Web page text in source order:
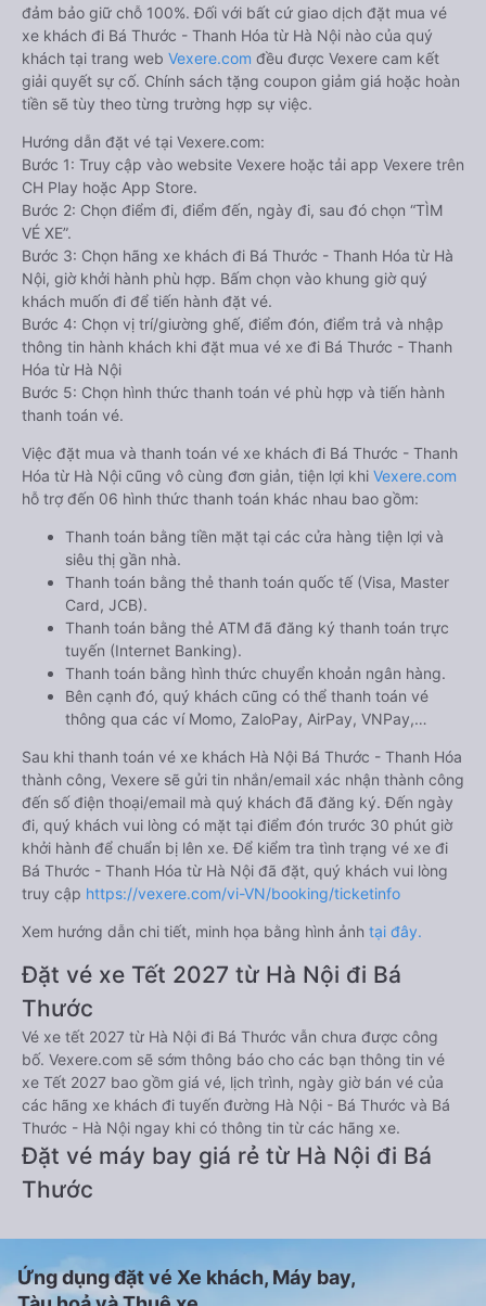
đảm bảo giữ chỗ 100%. Đối với bất cứ giao dịch đặt mua vé
xe khách đi Bá Thước - Thanh Hóa từ Hà Nội nào của quý
khách tại trang web Vexere.com đều được Vexere cam kết
giải quyết sự cố. Chính sách tặng coupon giảm giá hoặc hoàn
tiền sẽ tùy theo từng trường hợp sự việc.
Hướng dẫn đặt vé tại Vexere.com:
Bước 1: Truy cập vào website Vexere hoặc tải app Vexere trên
CH Play hoặc App Store.
Bước 2: Chọn điểm đi, điểm đến, ngày đi, sau đó chọn “TÌM
VÉ XE”.
Bước 3: Chọn hãng xe khách đi Bá Thước - Thanh Hóa từ Hà
Nội, giờ khởi hành phù hợp. Bấm chọn vào khung giờ quý
khách muốn đi để tiến hành đặt vé.
Bước 4: Chọn vị trí/giường ghế, điểm đón, điểm trả và nhập
thông tin hành khách khi đặt mua vé xe đi Bá Thước - Thanh
Hóa từ Hà Nội
Bước 5: Chọn hình thức thanh toán vé phù hợp và tiến hành
thanh toán vé.
Việc đặt mua và thanh toán vé xe khách đi Bá Thước - Thanh
Hóa từ Hà Nội cũng vô cùng đơn giản, tiện lợi khi Vexere.com
hỗ trợ đến 06 hình thức thanh toán khác nhau bao gồm:
Thanh toán bằng tiền mặt tại các cửa hàng tiện lợi và
siêu thị gần nhà.
Thanh toán bằng thẻ thanh toán quốc tế (Visa, Master
Card, JCB).
Thanh toán bằng thẻ ATM đã đăng ký thanh toán trực
tuyến (Internet Banking).
Thanh toán bằng hình thức chuyển khoản ngân hàng.
Bên cạnh đó, quý khách cũng có thể thanh toán vé
thông qua các ví Momo, ZaloPay, AirPay, VNPay,…
Sau khi thanh toán vé xe khách Hà Nội Bá Thước - Thanh Hóa
thành công, Vexere sẽ gửi tin nhắn/email xác nhận thành công
đến số điện thoại/email mà quý khách đã đăng ký. Đến ngày
đi, quý khách vui lòng có mặt tại điểm đón trước 30 phút giờ
khởi hành để chuẩn bị lên xe. Để kiểm tra tình trạng vé xe đi
Bá Thước - Thanh Hóa từ Hà Nội đã đặt, quý khách vui lòng
truy cập https://vexere.com/vi-VN/booking/ticketinfo
Xem hướng dẫn chi tiết, minh họa bằng hình ảnh tại đây.
Đặt vé xe Tết 2027 từ Hà Nội đi Bá
Thước
Vé xe tết 2027 từ Hà Nội đi Bá Thước vẫn chưa được công
bố. Vexere.com sẽ sớm thông báo cho các bạn thông tin vé
xe Tết 2027 bao gồm giá vé, lịch trình, ngày giờ bán vé của
các hãng xe khách đi tuyến đường Hà Nội - Bá Thước và Bá
Thước - Hà Nội ngay khi có thông tin từ các hãng xe.
Đặt vé máy bay giá rẻ từ Hà Nội đi Bá
Thước
Ứng dụng đặt vé Xe khách, Máy bay,